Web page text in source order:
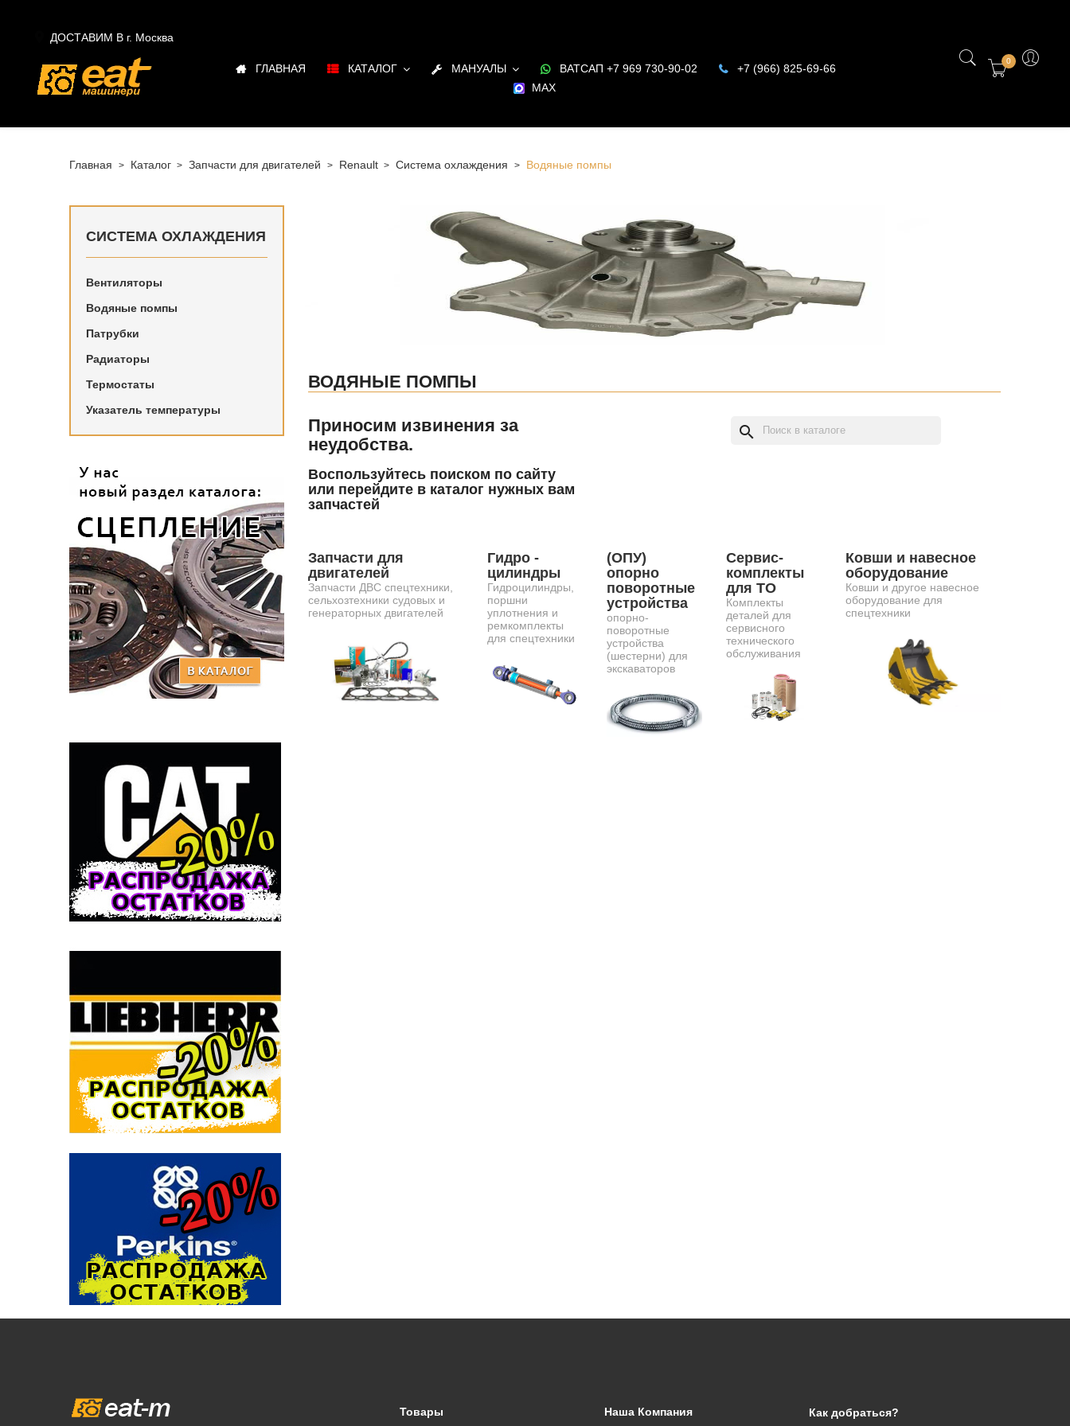
ДОСТАВИМ В г. Москва
ГЛАВНАЯ КАТАЛОГ МАНУАЛЫ ВАТСАП +7 969 730-90-02
+7 (966) 825-69-66
MAX
0
Главная Каталог Запчасти для двигателей Renault Система охлаждения Водяные помпы
СИСТЕМА ОХЛАЖДЕНИЯ
Вентиляторы
Водяные помпы
Патрубки
Радиаторы
Термостаты
Указатель температуры
Купить в Санкт-Петербурге Водяные помпы для двигателя
Renault в наличии и под заказ
ВОДЯНЫЕ ПОМПЫ
Приносим извинения за
неудобства.
Воспользуйтесь поиском по сайту
или перейдите в каталог нужных вам
запчастей
search
Запчасти для
двигателей
Запчасти ДВС спецтехники,
сельхозтехники судовых и
генераторных двигателей
Гидро -
цилиндры
Гидроцилиндры,
поршни
уплотнения и
ремкомплекты
для спецтехники
(ОПУ)
опорно
поворотные
устройства
опорно-
поворотные
устройства
(шестерни) для
экскаваторов
Сервис-
комплекты
для ТО
Комплекты
деталей для
сервисного
технического
обслуживания
Ковши и навесное
оборудование
Ковши и другое навесное
оборудование для
спецтехники
Товары Наша Компания Как добраться?